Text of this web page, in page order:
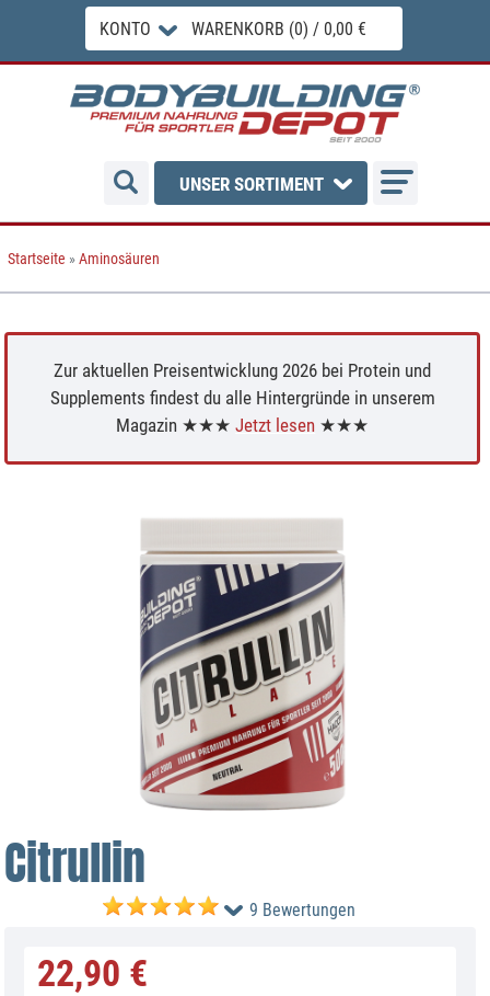
KONTO WARENKORB (0) / 0,00 €
UNSER SORTIMENT
Startseite »Aminosäuren
Zur aktuellen Preisentwicklung 2026 bei Protein und
Supplements findest du alle Hintergründe in unserem
Magazin ★★★Jetzt lesen ★★★
Citrullin
9 Bewertungen
22,90 €